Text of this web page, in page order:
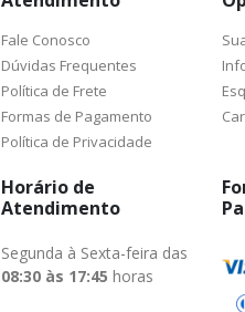
Fale Conosco
Dúvidas Frequentes
Política de Frete
Formas de Pagamento
Política de Privacidade
Horário de
Atendimento
Segunda à Sexta-feira das
08:30 às 17:45 horas